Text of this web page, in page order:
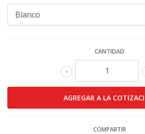
CANTIDAD
-
COMPARTIR